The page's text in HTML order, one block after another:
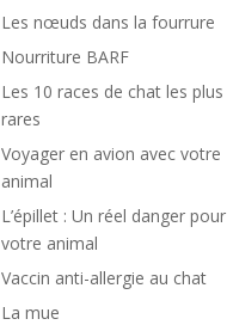
Les nœuds dans la fourrure
Nourriture BARF
Les 10 races de chat les plus
rares
Voyager en avion avec votre
animal
L’épillet : Un réel danger pour
votre animal
Vaccin anti-allergie au chat
La mue